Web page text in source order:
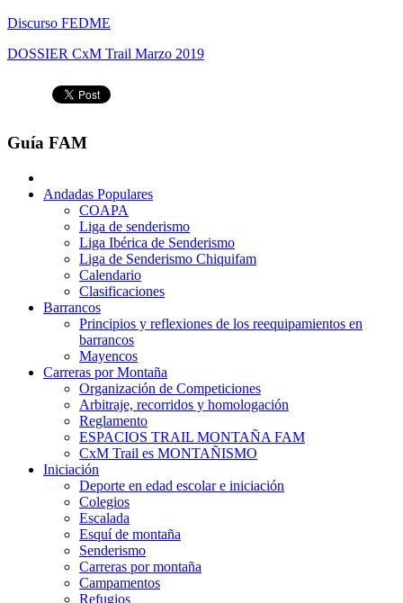
Discurso FEDME
DOSSIER CxM Trail Marzo 2019
Guía FAM
Andadas Populares
COAPA
Liga de senderismo
Liga Ibérica de Senderismo
Liga de Senderismo Chiquifam
Calendario
Clasificaciones
Barrancos
Principios y reflexiones de los reequipamientos en
barrancos
Mayencos
Carreras por Montaña
Organización de Competiciones
Arbitraje, recorridos y homologación
Reglamento
ESPACIOS TRAIL MONTAÑA FAM
CxM Trail es MONTAÑISMO
Iniciación
Deporte en edad escolar e iniciación
Colegios
Escalada
Esquí de montaña
Senderismo
Carreras por montaña
Campamentos
Refugios